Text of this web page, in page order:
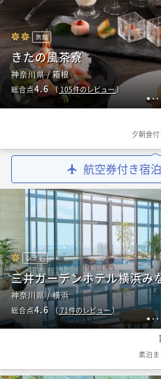
123
旅館
きたの風茶寮
神奈川県 / 箱根
総合点4.6（ 105件のレビュー）
夕朝食付
航空券付き宿
123
シティ
三井ガーデンホテル横浜み
神奈川県 / 横浜
総合点4.6 （ 71件のレビュー）
素泊ま